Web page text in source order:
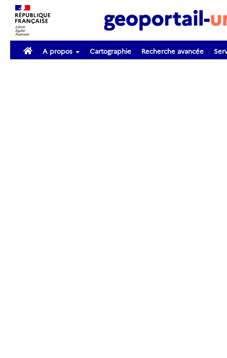
A propos Cartographie Recherche avancée